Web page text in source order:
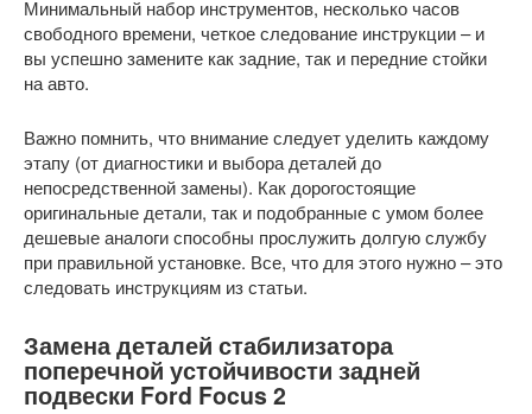
Минимальный набор инструментов, несколько часов
свободного времени, четкое следование инструкции – и
вы успешно замените как задние, так и передние стойки
на авто.
Важно помнить, что внимание следует уделить каждому
этапу (от диагностики и выбора деталей до
непосредственной замены). Как дорогостоящие
оригинальные детали, так и подобранные с умом более
дешевые аналоги способны прослужить долгую службу
при правильной установке. Все, что для этого нужно – это
следовать инструкциям из статьи.
Замена деталей стабилизатора
поперечной устойчивости задней
подвески Ford Focus 2